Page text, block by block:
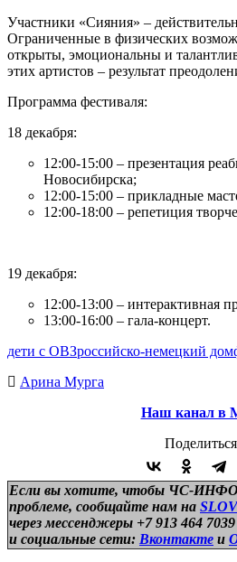
Участники «Сияния» –
Ограниченные в физических
открыты, эмоциональны и
этих артистов – результат
Программа фестиваля:
18 декабря:
12:00-15:00 – презентация
Новосибирска;
12:00-15:00 – прикладные
12:00-18:00 – репетиция
19 декабря:
12:00-13:00 – интерактивная
13:00-16:00 – гала-концерт.
дети с ОВЗроссийско-немецкий дом
Арина Мурга
Наш канал в
Если вы хотите, чтобы ЧС-ИНФО
проблеме, сообщайте нам на
через мессенджеры +7 913 464
и социальные сети: Вконтакте и